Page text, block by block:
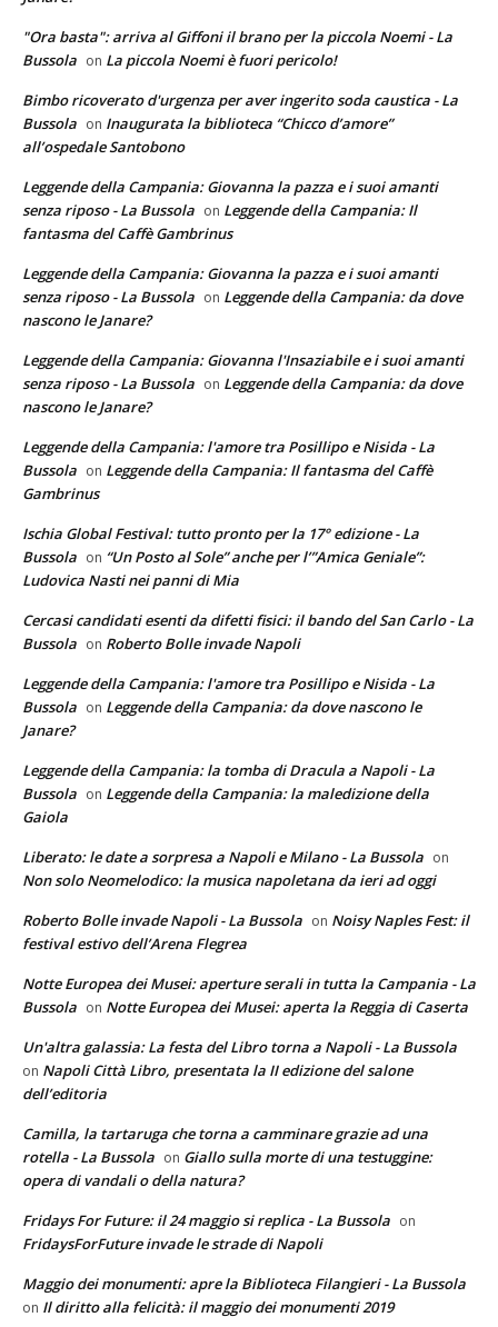
"Ora basta": arriva al Giffoni il brano per la piccola Noemi - La
Bussola on La piccola Noemi è fuori pericolo!
Bimbo ricoverato d'urgenza per aver ingerito soda caustica - La
Bussola on Inaugurata la biblioteca “Chicco d’amore”
all’ospedale Santobono
Leggende della Campania: Giovanna la pazza e i suoi amanti
senza riposo - La Bussola on Leggende della Campania: Il
fantasma del Caffè Gambrinus
Leggende della Campania: Giovanna la pazza e i suoi amanti
senza riposo - La Bussola on Leggende della Campania: da dove
nascono le Janare?
Leggende della Campania: Giovanna l'Insaziabile e i suoi amanti
senza riposo - La Bussola on Leggende della Campania: da dove
nascono le Janare?
Leggende della Campania: l'amore tra Posillipo e Nisida - La
Bussola on Leggende della Campania: Il fantasma del Caffè
Gambrinus
Ischia Global Festival: tutto pronto per la 17° edizione - La
Bussola on “Un Posto al Sole” anche per l’”Amica Geniale”:
Ludovica Nasti nei panni di Mia
Cercasi candidati esenti da difetti fisici: il bando del San Carlo - La
Bussola on Roberto Bolle invade Napoli
Leggende della Campania: l'amore tra Posillipo e Nisida - La
Bussola on Leggende della Campania: da dove nascono le
Janare?
Leggende della Campania: la tomba di Dracula a Napoli - La
Bussola on Leggende della Campania: la maledizione della
Gaiola
Liberato: le date a sorpresa a Napoli e Milano - La Bussola on
Non solo Neomelodico: la musica napoletana da ieri ad oggi
Roberto Bolle invade Napoli - La Bussola on Noisy Naples Fest: il
festival estivo dell’Arena Flegrea
Notte Europea dei Musei: aperture serali in tutta la Campania - La
Bussola on Notte Europea dei Musei: aperta la Reggia di Caserta
Un'altra galassia: La festa del Libro torna a Napoli - La Bussola
on Napoli Città Libro, presentata la II edizione del salone
dell’editoria
Camilla, la tartaruga che torna a camminare grazie ad una
rotella - La Bussola on Giallo sulla morte di una testuggine:
opera di vandali o della natura?
Fridays For Future: il 24 maggio si replica - La Bussola on
FridaysForFuture invade le strade di Napoli
Maggio dei monumenti: apre la Biblioteca Filangieri - La Bussola
on Il diritto alla felicità: il maggio dei monumenti 2019